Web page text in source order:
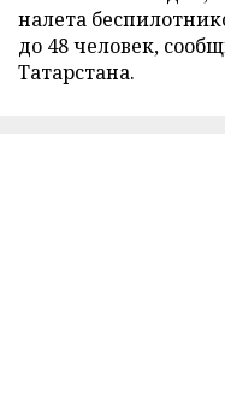
налета
до 48 человек,
Татарстана.